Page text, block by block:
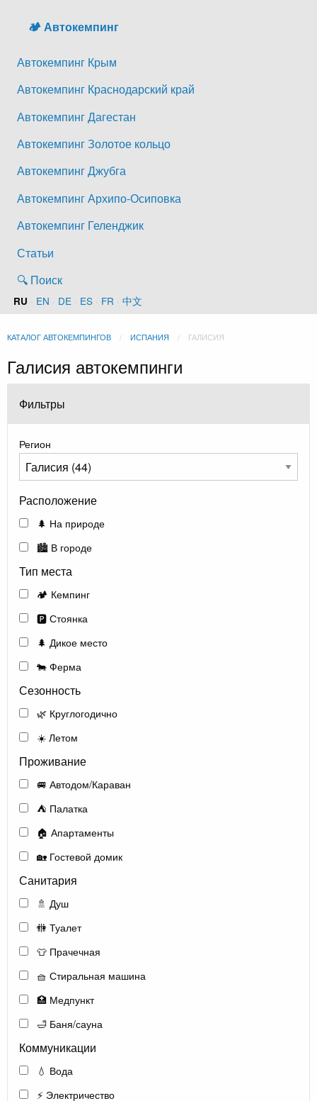
🏕️ Автокемпинг
Автокемпинг Крым
Автокемпинг Краснодарский край
Автокемпинг Дагестан
Автокемпинг Золотое кольцо
Автокемпинг Джубга
Автокемпинг Архипо-Осиповка
Автокемпинг Геленджик
Статьи
🔍 Поиск
RU · EN · DE · ES · FR · 中文
КАТАЛОГ АВТОКЕМПИНГОВ ИСПАНИЯ ГАЛИСИЯ
Галисия автокемпинги
Фильтры
Регион
Расположение
🌲 На природе
🏙️ В городе
Тип места
🏕️ Кемпинг
🅿️ Стоянка
🌲 Дикое место
🐄 Ферма
Сезонность
🌿 Круглогодично
☀️ Летом
Проживание
🚐 Автодом/Караван
⛺ Палатка
🏠 Апартаменты
🏡 Гостевой домик
Санитария
🚿 Душ
🚻 Туалет
👕 Прачечная
🧺 Стиральная машина
🏥 Медпункт
🛁 Баня/сауна
Коммуникации
💧 Вода
⚡ Электричество